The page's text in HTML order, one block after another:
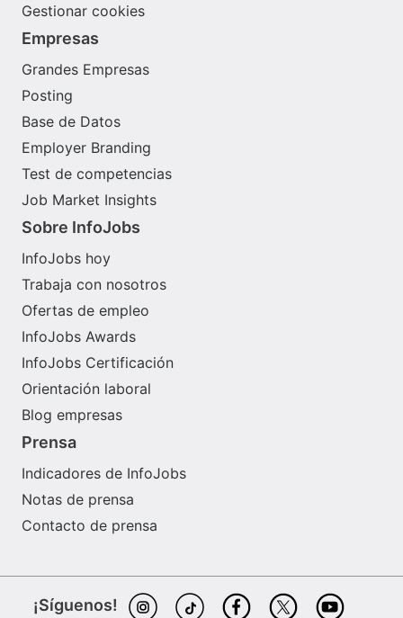
Gestionar cookies
Empresas
Grandes Empresas
Posting
Base de Datos
Employer Branding
Test de competencias
Job Market Insights
Sobre InfoJobs
InfoJobs hoy
Trabaja con nosotros
Ofertas de empleo
InfoJobs Awards
InfoJobs Certificación
Orientación laboral
Blog empresas
Prensa
Indicadores de InfoJobs
Notas de prensa
Contacto de prensa
¡Síguenos!